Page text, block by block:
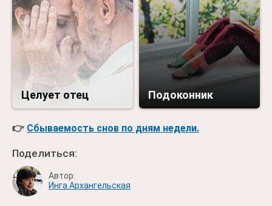
Целует отец Подоконник
👉 Сбываемость снов по дням недели.
Поделиться:
Автор:
Инга Архангельская